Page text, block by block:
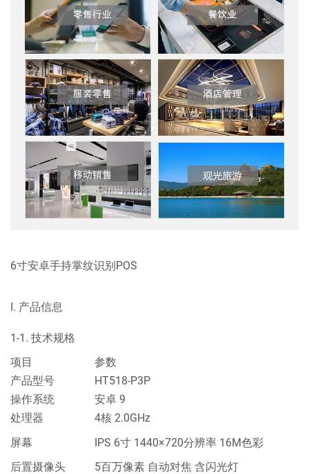
6寸安卓手持掌纹识别POS
I. 产品信息
1-1. 技术规格
项目
参数
产品型号
HT518-P3P
操作系统
安卓 9
处理器
4核 2.0GHz
屏幕
IPS 6寸 1440×720分辨率 16M色彩
后置摄像头
5百万像素 自动对焦 含闪光灯